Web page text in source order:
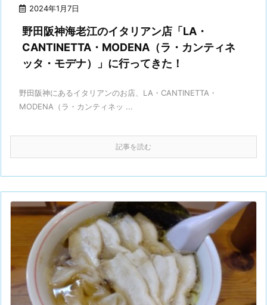
2024年1月7日
野田阪神海老江のイタリアン店「LA・
CANTINETTA・MODENA（ラ・カンティネ
ッタ・モデナ）」に行ってきた！
野田阪神にあるイタリアンのお店、LA・CANTINETTA・
MODENA（ラ・カンティネッ ...
記事を読む